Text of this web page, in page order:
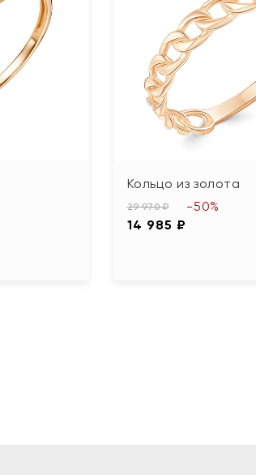
Кольцо из золота
29 970 ₽
14 985 ₽
-50%